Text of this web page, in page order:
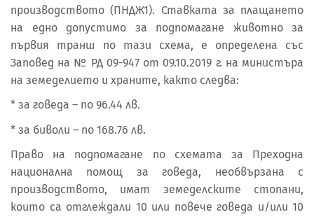
производството (ПНДЖ1). Ставката за плащането
на едно допустимо за подпомагане животно за
първия транш по тази схема, е определена със
Заповед на № РД 09-947 от 09.10.2019 г. на министъра
на земеделието и храните, както следва:
* за говеда – по 96.44 лв.
* за биволи – по 168.76 лв.
Право на подпомагане по схемата за Преходна
национална помощ за говеда, необвързана с
производството, имат земеделските стопани,
които са отглеждали 10 или повече говеда и/или 10